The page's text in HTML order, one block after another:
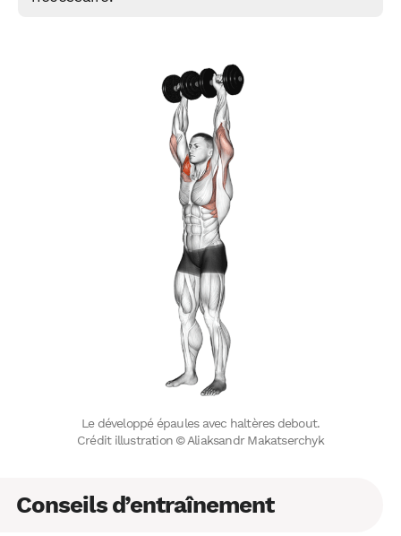
Le développé épaules avec haltères debout.
Crédit illustration © Aliaksandr Makatserchyk
Conseils d’entraînement